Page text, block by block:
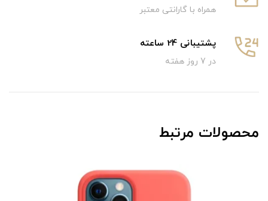
همراه با گارانتی معتبر
پشتیبانی 24 ساعته
در 7 روز هفته
محصولات مرتبط